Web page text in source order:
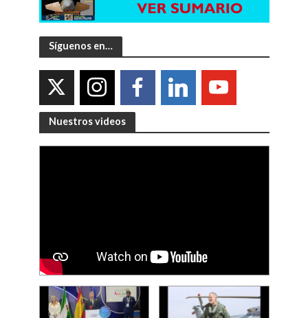
Síguenos en…
Nuestros videos